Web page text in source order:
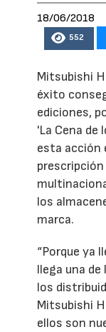
18/06/2018
552
Mitsubishi
éxito
ediciones,
'La Cena de
esta acción
prescripción
los
marca.
“Porque ya
llega una
los
Mitsubishi
ellos son